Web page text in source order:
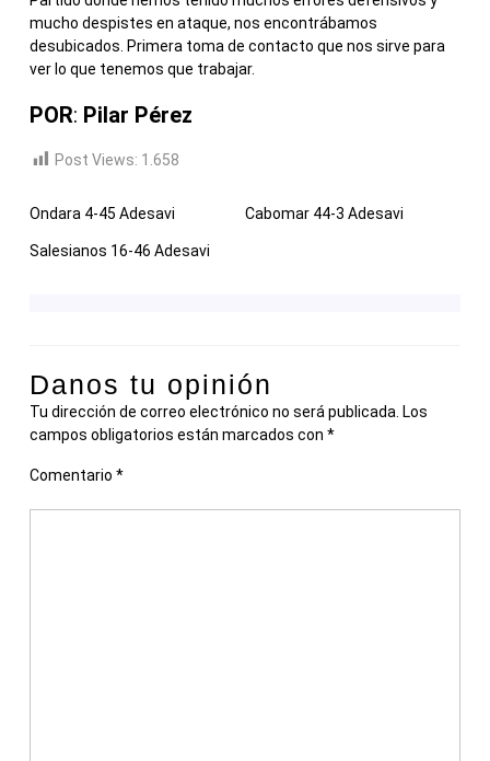
mucho despistes en ataque, nos encontrábamos
desubicados. Primera toma de contacto que nos sirve para
ver lo que tenemos que trabajar.
POR: Pilar Pérez
Post Views: 1.658
Ondara 4-45 Adesavi Cabomar 44-3 Adesavi
Salesianos 16-46 Adesavi
Danos tu opinión
Tu dirección de correo electrónico no será publicada. Los
campos obligatorios están marcados con *
Comentario *